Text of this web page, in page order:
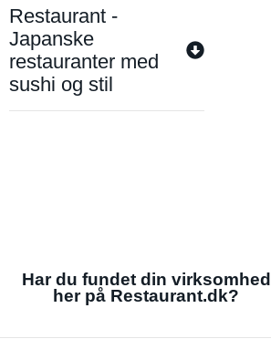
Restaurant -
Japanske
restauranter med
sushi og stil
Har du fundet din virksomhed
her på Restaurant.dk?